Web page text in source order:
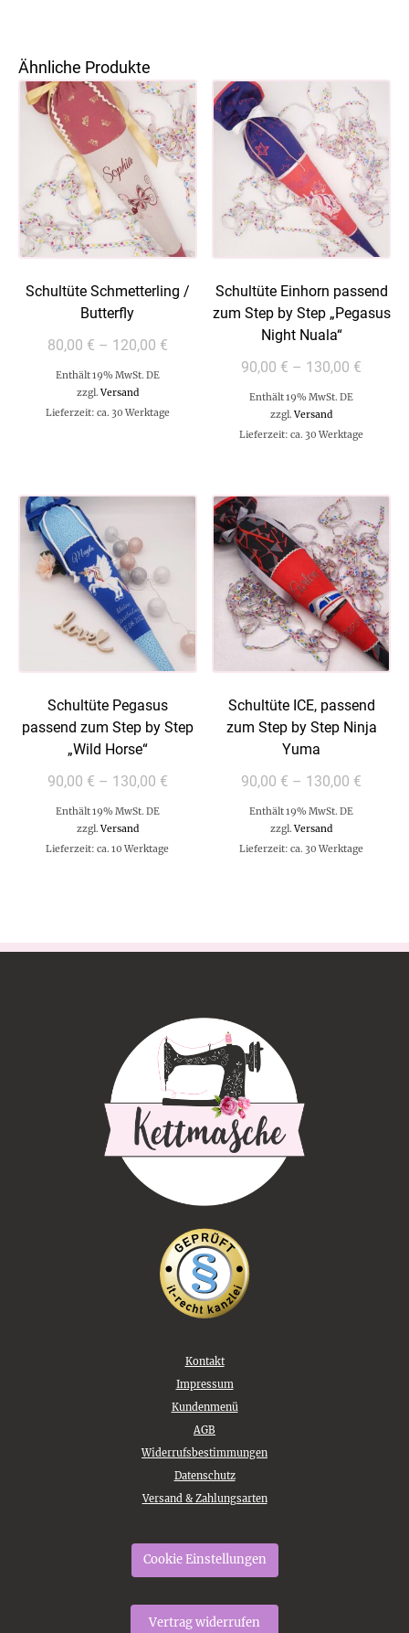
Ähnliche Produkte
Schultüte Schmetterling /
Butterfly
80,00 € – 120,00 €
Enthält 19% MwSt. DE
zzgl.Versand
Lieferzeit: ca. 30 Werktage
Schultüte Einhorn passend
zum Step by Step „Pegasus
Night Nuala“
90,00 € – 130,00 €
Enthält 19% MwSt. DE
zzgl.Versand
Lieferzeit: ca. 30 Werktage
Schultüte Pegasus
passend zum Step by Step
„Wild Horse“
90,00 € – 130,00 €
Enthält 19% MwSt. DE
zzgl.Versand
Lieferzeit: ca. 10 Werktage
Schultüte ICE, passend
zum Step by Step Ninja
Yuma
90,00 € – 130,00 €
Enthält 19% MwSt. DE
zzgl.Versand
Lieferzeit: ca. 30 Werktage
Kontakt
Impressum
Kundenmenü
AGB
Widerrufsbestimmungen
Datenschutz
Versand & Zahlungsarten
Cookie Einstellungen
Vertrag widerrufen